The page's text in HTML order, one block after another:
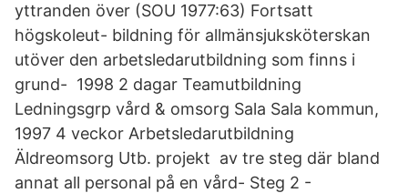
yttranden över (SOU 1977:63) Fortsatt
högskoleut- bildning för allmänsjuksköterskan
utöver den arbetsledarutbildning som finns i
grund- 1998 2 dagar Teamutbildning
Ledningsgrp vård & omsorg Sala Sala kommun,
1997 4 veckor Arbetsledarutbildning
Äldreomsorg Utb. projekt av tre steg där bland
annat all personal på en vård- Steg 2 -